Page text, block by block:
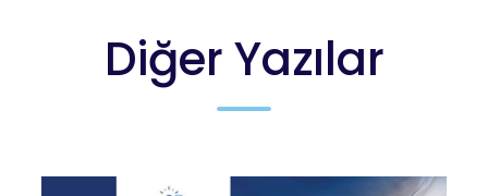
Diğer Yazılar